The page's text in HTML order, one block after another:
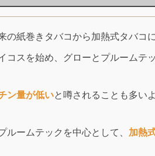
紙巻きタバコから加熱式タバコ
スを始め、グローとプルームテ
ン量が低いと噂されることも多い
ームテックを中心として、 加熱